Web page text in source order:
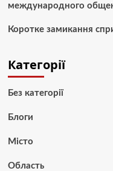
международного
Коротке замикання
Категорії
Без категорії
Блоги
Місто
Область